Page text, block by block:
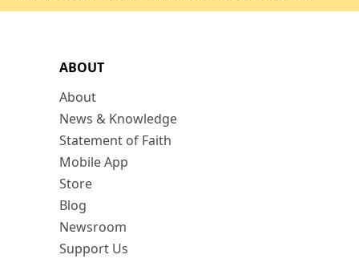
ABOUT
About
News & Knowledge
Statement of Faith
Mobile App
Store
Blog
Newsroom
Support Us